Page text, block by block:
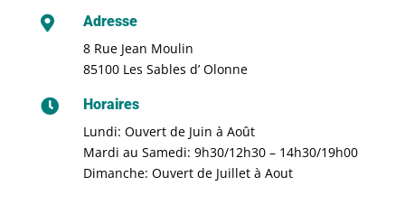

Adresse
8 Rue Jean Moulin
85100 Les Sables d’ Olonne

Horaires
Lundi: Ouvert de Juin à Août
Mardi au Samedi: 9h30/12h30 – 14h30/19h00
Dimanche: Ouvert de Juillet à Aout